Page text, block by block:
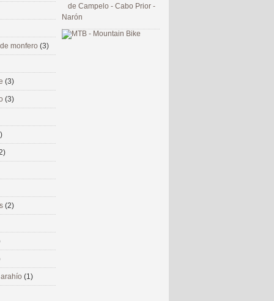
de Campelo - Cabo Prior -
Narón
monfero (3)
(3)
(3)
(2)
(1)